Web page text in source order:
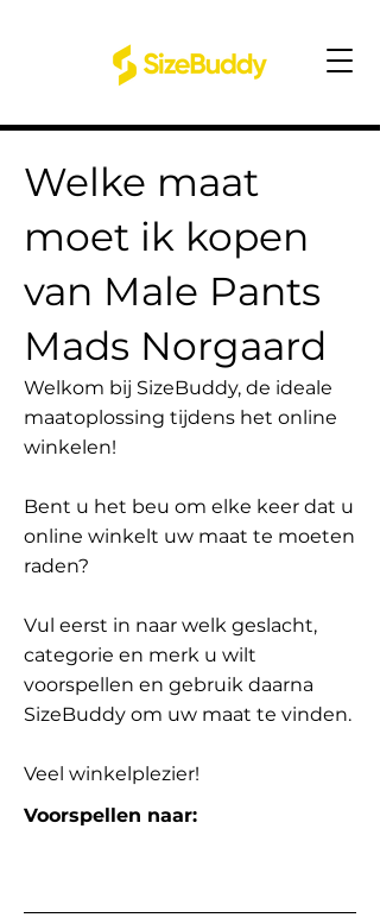
Welke maat
moet ik kopen
van Male Pants
Mads Norgaard
Welkom bij SizeBuddy, de ideale
maatoplossing tijdens het online
winkelen!
Bent u het beu om elke keer dat u
online winkelt uw maat te moeten
raden?
Vul eerst in naar welk geslacht,
categorie en merk u wilt
voorspellen en gebruik daarna
SizeBuddy om uw maat te vinden.
Veel winkelplezier!
Voorspellen naar: